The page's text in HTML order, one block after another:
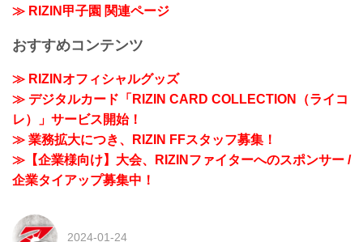
≫ RIZIN甲子園 関連ページ
おすすめコンテンツ
≫ RIZINオフィシャルグッズ
≫ デジタルカード「RIZIN CARD COLLECTION（ライコ
レ）」サービス開始！
≫ 業務拡大につき、RIZIN FFスタッフ募集！
≫【企業様向け】大会、RIZINファイターへのスポンサー /
企業タイアップ募集中！
2024-01-24